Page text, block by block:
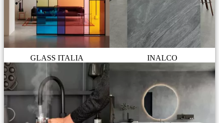
GLASS ITALIA INALCO